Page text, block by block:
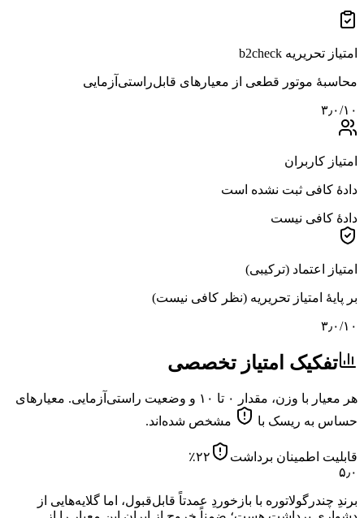
امتیاز تحریریه b2check
محاسبهٔ موتور قطعی از معیارهای قابل‌راستی‌آزمایی
۳٫۰/۱۰
امتیاز کاربران
دادهٔ کافی ثبت نشده است
دادهٔ کافی نیست
امتیاز اعتماد (ترکیبی)
بر پایهٔ امتیاز تحریریه (نظر کافی نیست)
۳٫۰/۱۰
تفکیک امتیاز تخصصی
هر معیار با وزن، مقدار ۰ تا ۱۰ و وضعیت راستی‌آزمایی. معیارهای
حساس به ریسک با
مشخص شده‌اند.
قابلیت اطمینان برداشت ۲۲٪
۵٫۰
برندِ چندرگولاتوره با بازخوردِ عمدتاً قابل‌قبول، اما گلایه‌هایی از